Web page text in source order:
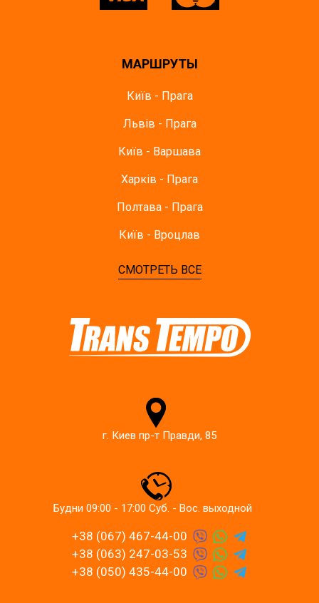
МАРШРУТЫ
Київ - Прага
Львів - Прага
Київ - Варшава
Харків - Прага
Полтава - Прага
Київ - Вроцлав
СМОТРЕТЬ ВСЕ
г. Киев пр-т Правди, 85
Будни 09:00 - 17:00 Суб. - Вос. выходной
+38 (067) 467-44-00
+38 (063) 247-03-53
+38 (050) 435-44-00